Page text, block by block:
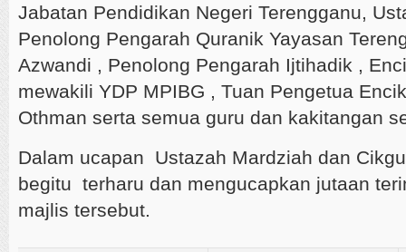
Jabatan Pendidikan Negeri Terengganu,
Penolong Pengarah Quranik Yayasan
Azwandi , Penolong Pengarah Ijtihadik ,
mewakili YDP MPIBG , Tuan Pengetua
Othman serta semua guru dan kakitangan
Dalam ucapan Ustazah Mardziah dan
begitu terharu dan mengucapkan jutaan
majlis tersebut.